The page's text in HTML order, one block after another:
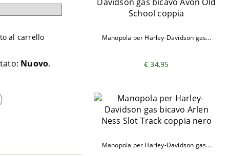
Nuovo
al carrello
Manopola per Harley-Davidson gas...
€ 34,95
Manopola per Harley-Davidson gas...